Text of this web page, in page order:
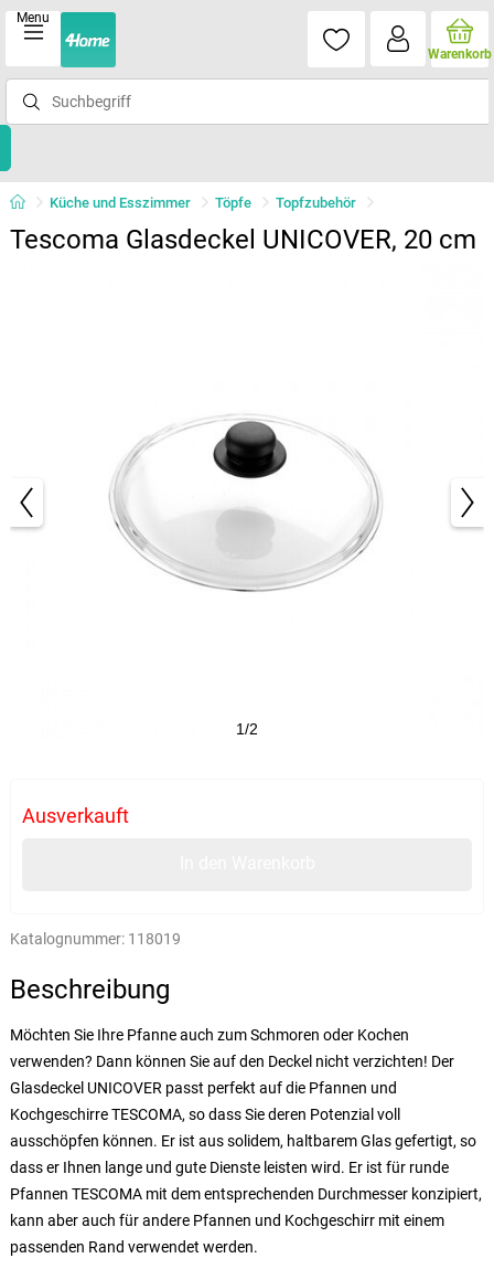
Menu
Warenkorb
Küche und Esszimmer Töpfe Topfzubehör
Tescoma Glasdeckel UNICOVER, 20 cm
1/2
Ausverkauft
Katalognummer: 118019
Beschreibung
Möchten Sie Ihre Pfanne auch zum Schmoren oder Kochen
verwenden? Dann können Sie auf den Deckel nicht verzichten! Der
Glasdeckel UNICOVER passt perfekt auf die Pfannen und
Kochgeschirre TESCOMA, so dass Sie deren Potenzial voll
ausschöpfen können. Er ist aus solidem, haltbarem Glas gefertigt, so
dass er Ihnen lange und gute Dienste leisten wird. Er ist für runde
Pfannen TESCOMA mit dem entsprechenden Durchmesser konzipiert,
kann aber auch für andere Pfannen und Kochgeschirr mit einem
passenden Rand verwendet werden.